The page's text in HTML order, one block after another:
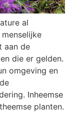
al
aan de
die er gelden.
omgeving en
Inheemse
planten.